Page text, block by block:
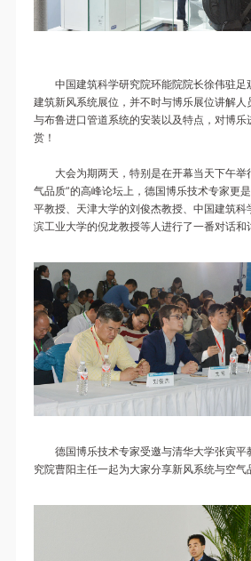
中国建筑科学研究院环能院院长徐伟驻足
建筑新风系统展位，并不时与博乐展位讲解
与布鲁进口管道系统的安装以及特点，对博
赏！
大会为期两天，特别是在开幕当天下午举
气品质”的高峰论坛上，德国博乐技术专家更
平教授、天津大学的刘俊杰教授、中国建筑
滨工业大学的倪龙教授等人进行了一番对话和
德国博乐技术专家受邀与清华大学张寅
究院曹阳主任一起为大家分享新风系统与空气